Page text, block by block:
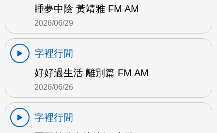
睡夢中陰 黃靖雅 FM AM
2026/06/29
字裡行間
好好過生活 離別篇 FM AM
2026/06/26
字裡行間